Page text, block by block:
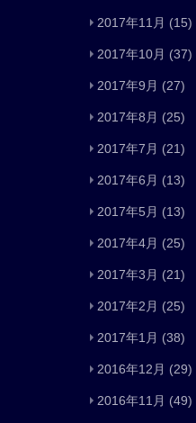
2017年11月 (15)
2017年10月 (37)
2017年9月 (27)
2017年8月 (25)
2017年7月 (21)
2017年6月 (13)
2017年5月 (13)
2017年4月 (25)
2017年3月 (21)
2017年2月 (25)
2017年1月 (38)
2016年12月 (29)
2016年11月 (49)